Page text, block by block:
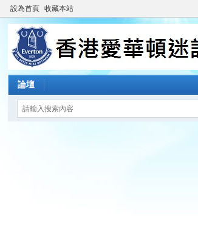
設為首頁 收藏本站
論壇